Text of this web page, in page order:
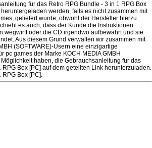
für das Retro RPG Bundle - 3 in 1 RPG Box
werden, falls es nicht zusammen mit
geliefert wurde, obwohl der Hersteller hierzu
es auch, dass der Kunde die Instruktionen
wegwirft oder die CD irgendwo aufbewahrt und sie
Aus diesem Grund verwalten wir zusammen mit
(SOFTWARE)-Usern eine einzigartige
pc games der Marke KOCH MEDIA GMBH
haben, die Gebrauchsanleitung für das
RPG Box [PC] auf dem geteilten Link herunterzuladen.
RPG Box [PC].